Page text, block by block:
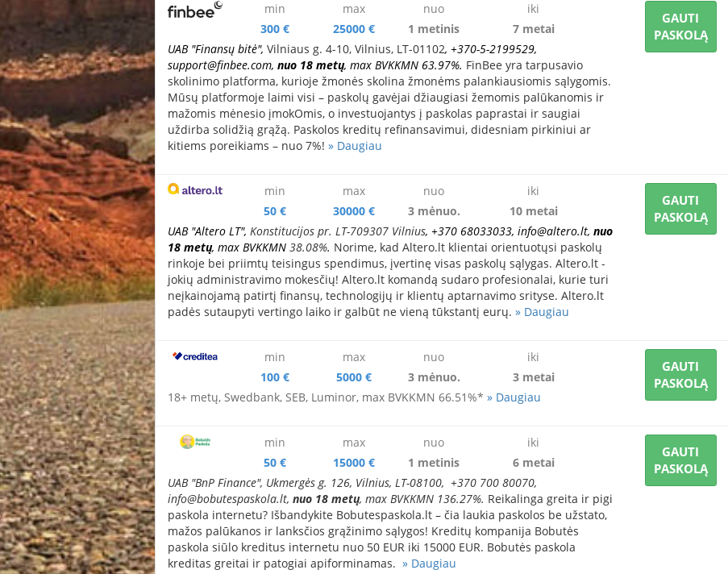
min
300 €
max
25000 €
nuo
1 metinis
iki
7 metai
UAB "Finansų bitė", Vilniaus g. 4-10, Vilnius, LT-01102, +370-5-2199529,
support@finbee.com, nuo 18 metų, max BVKKMN 63.97%. FinBee yra tarpusavio
skolinimo platforma, kurioje žmonės skolina žmonėms palankiausiomis sąlygomis.
Mūsų platformoje laimi visi – paskolų gavėjai džiaugiasi žemomis palūkanomis ir
mažomis mėnesio įmokOmis, o investuojantys į paskolas paprastai ir saugiai
uždirba solidžią grąžą. Paskolos kreditų refinansavimui, didesniam pirkiniui ar
kitiems poreikiams – nuo 7%! » Daugiau
GAUTI
PASKOLĄ
min
50 €
max
30000 €
nuo
3 mėnuo.
iki
10 metai
UAB "Altero LT", Konstitucijos pr. LT-709307 Vilnius, +370 68033033, info@altero.lt, nuo
18 metų, max BVKKMN 38.08%. Norime, kad Altero.lt klientai orientuotųsi paskolų
rinkoje bei priimtų teisingus spendimus, įvertinę visas paskolų sąlygas. Altero.lt -
jokių administravimo mokesčių! Altero.lt komandą sudaro profesionalai, kurie turi
neįkainojamą patirtį finansų, technologijų ir klientų aptarnavimo srityse. Altero.lt
padės sutaupyti vertingo laiko ir galbūt ne vieną tūkstantį eurų. » Daugiau
GAUTI
PASKOLĄ
min
100 €
max
5000 €
nuo
3 mėnuo.
iki
3 metai
18+ metų, Swedbank, SEB, Luminor, max BVKKMN 66.51%* » Daugiau
GAUTI
PASKOLĄ
min
50 €
max
15000 €
nuo
1 metinis
iki
6 metai
UAB "BnP Finance", Ukmergės g. 126, Vilnius, LT-08100, +370 700 80070,
info@bobutespaskola.lt, nuo 18 metų, max BVKKMN 136.27%. Reikalinga greita ir pigi
paskola internetu? Išbandykite Bobutespaskola.lt – čia laukia paskolos be užstato,
mažos palūkanos ir lanksčios grąžinimo sąlygos! Kreditų kompanija Bobutės
paskola siūlo kreditus internetu nuo 50 EUR iki 15000 EUR. Bobutės paskola
kreditas greitai ir patogiai apiforminamas. » Daugiau
GAUTI
PASKOLĄ